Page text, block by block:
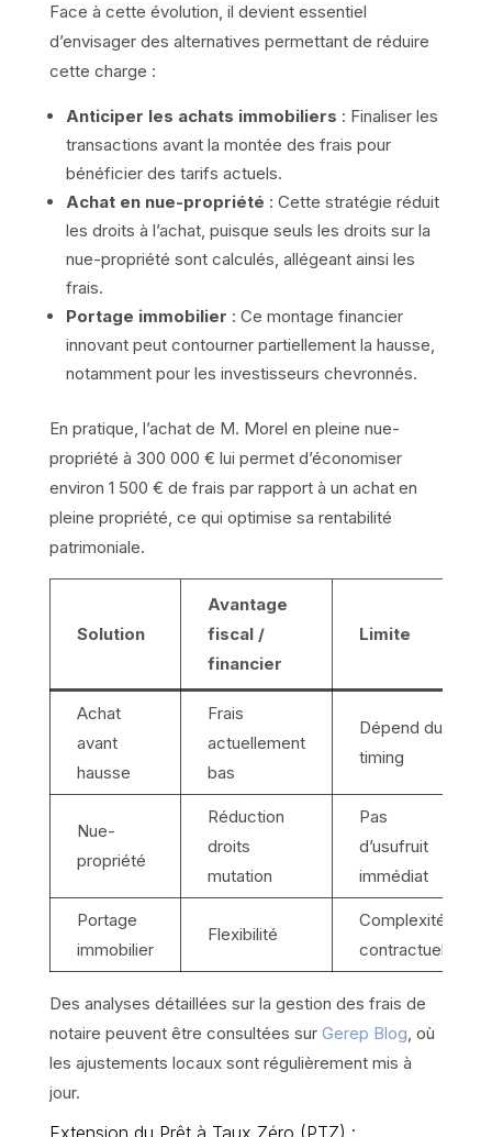
Face à cette évolution, il devient essentiel
d’envisager des alternatives permettant de réduire
cette charge :
Anticiper les achats immobiliers : Finaliser les
transactions avant la montée des frais pour
bénéficier des tarifs actuels.
Achat en nue-propriété : Cette stratégie réduit
les droits à l’achat, puisque seuls les droits sur la
nue-propriété sont calculés, allégeant ainsi les
frais.
Portage immobilier : Ce montage financier
innovant peut contourner partiellement la hausse,
notamment pour les investisseurs chevronnés.
En pratique, l’achat de M. Morel en pleine nue-
propriété à 300 000 € lui permet d’économiser
environ 1 500 € de frais par rapport à un achat en
pleine propriété, ce qui optimise sa rentabilité
patrimoniale.
Solution
Avantage
fiscal /
financier
Limite
Achat
avant
hausse
Frais
actuellement
bas
Dépend du
timing
Nue-
propriété
Réduction
droits
mutation
Pas
d’usufruit
immédiat
Portage
immobilier
Flexibilité
Complexité
contractuelle
Des analyses détaillées sur la gestion des frais de
notaire peuvent être consultées sur Gerep Blog, où
les ajustements locaux sont régulièrement mis à
jour.